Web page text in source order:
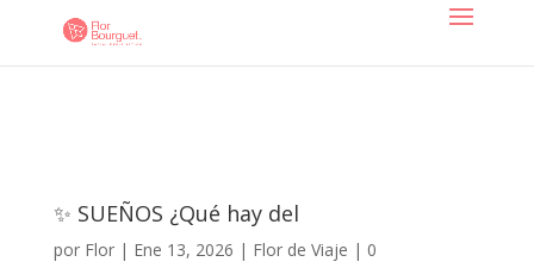
✨ SUEÑOS ¿Qué hay del
por Flor| Ene 13, 2026 | Flor de Viaje | 0